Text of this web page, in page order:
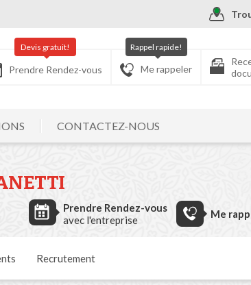
Prendre Rendez-vous
Devis gratuit!
Me rappeler
Rappel rapide!
CONTACTEZ-NOUS
Prendre Rendez-vous
avec l'entreprise
Me
Recrutement